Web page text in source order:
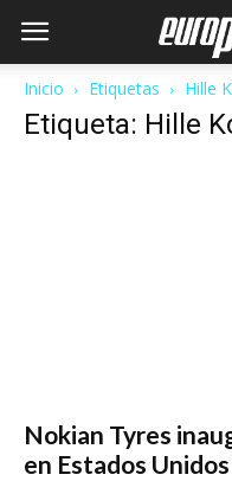
Inicio Etiquetas Hille
Etiqueta: Hille
Nokian Tyres
en Estados Unidos